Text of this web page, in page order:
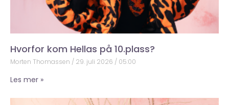
Hvorfor kom Hellas på 10.plass?
Morten Thomassen 29. juli 2026 05:00
Les mer »